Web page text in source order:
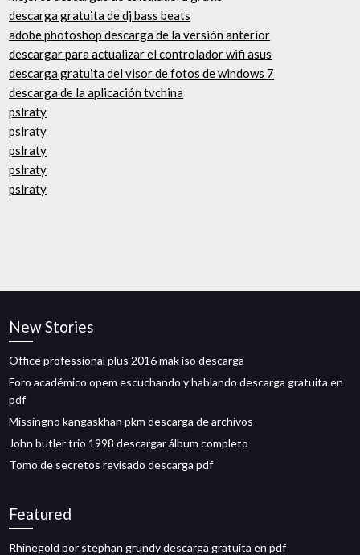
descarga gratuita de dj bass beats
adobe photoshop descarga de la versión anterior
descargar para actualizar el controlador wifi asus
descarga gratuita del visor de fotos de windows 7
descarga de la aplicación tvchina
pslraty
pslraty
pslraty
pslraty
pslraty
New Stories
Office professional plus 2016 mak iso descarga
Foro académico opem escuchando y hablando descarga gratuita en
pdf
Missingno kangaskhan pkm descarga de archivos
John butler trio 1998 descargar álbum completo
Tomo de secretos revisado descarga pdf
Featured
Rhinegold por stephan grundy descarga gratuita en pdf